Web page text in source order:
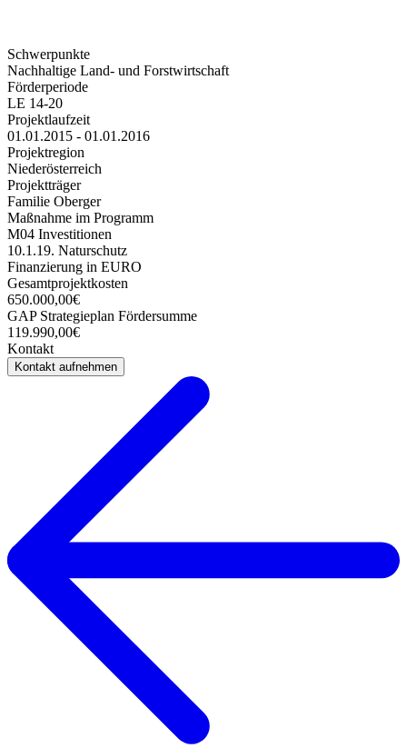
Schwerpunkte
Nachhaltige Land- und Forstwirtschaft
Förderperiode
LE 14-20
Projektlaufzeit
01.01.2015 - 01.01.2016
Projektregion
Niederösterreich
Projektträger
Familie Oberger
Maßnahme im Programm
M04 Investitionen
10.1.19. Naturschutz
Finanzierung in EURO
Gesamtprojektkosten
650.000,00€
GAP Strategieplan Fördersumme
119.990,00€
Kontakt
Kontakt aufnehmen